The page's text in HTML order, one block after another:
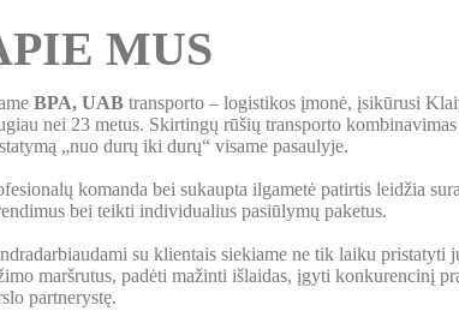
MUS
BPA, UAB transporto – logistikos įmonė, įsikūrusi
nei 23 metus. Skirtingų rūšių transporto
„nuo durų iki durų“ visame pasaulyje.
komanda bei sukaupta ilgametė patirtis leidžia
bei teikti individualius pasiūlymų paketus.
su klientais siekiame ne tik laiku pristatyti
maršrutus, padėti mažinti išlaidas, įgyti konkurencinį
partnerystę.